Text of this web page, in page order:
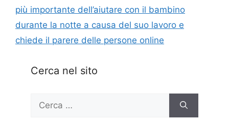
più importante dell’aiutare con il bambino
durante la notte a causa del suo lavoro e
chiede il parere delle persone online
Cerca nel sito
Ricerca